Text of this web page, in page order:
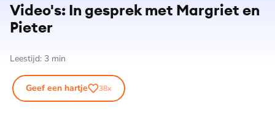
Video's: In gesprek met Margriet en
Pieter
Leestijd: 3 min
Geef een hartje 38x